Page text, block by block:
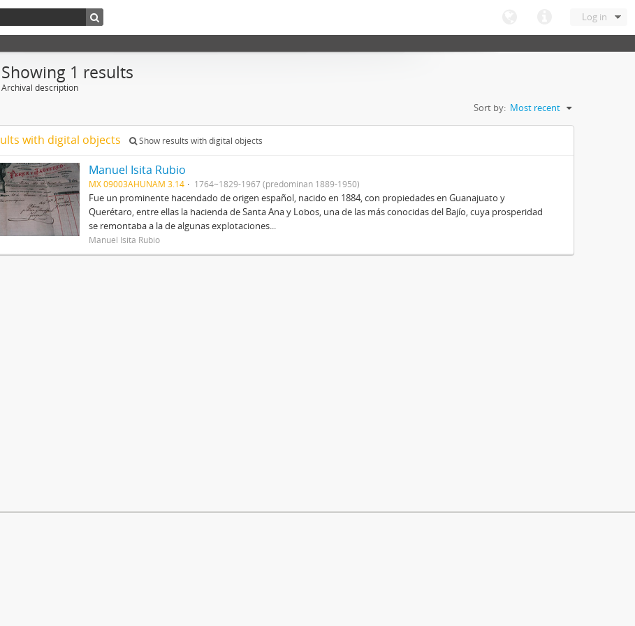
Log in
Showing 1 results
Archival description
Sort by: Most recent
with digital objects Show results with digital objects
Manuel Isita Rubio
MX 09003AHUNAM 3.14 1764~1829-1967 (predominan 1889-1950)
Fue un prominente hacendado de origen español, nacido en 1884, con propiedades en Guanajuato y
Querétaro, entre ellas la hacienda de Santa Ana y Lobos, una de las más conocidas del Bajío, cuya prosperidad
se remontaba a la de algunas explotaciones...
Manuel Isita Rubio